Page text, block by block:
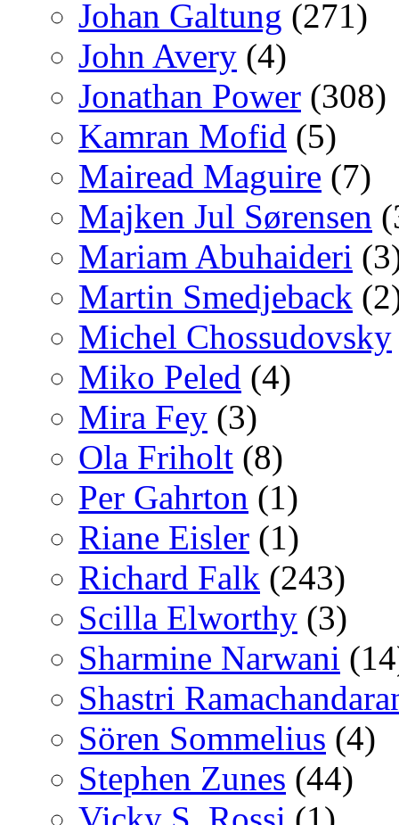
Johan Galtung (271)
John Avery (4)
Jonathan Power (308)
Kamran Mofid (5)
Mairead Maguire (7)
Majken Jul Sørensen
Mariam Abuhaideri
Martin Smedjeback
Michel Chossudovsky
Miko Peled (4)
Mira Fey (3)
Ola Friholt (8)
Per Gahrton (1)
Riane Eisler (1)
Richard Falk (243)
Scilla Elworthy (3)
Sharmine Narwani
Shastri
Sören Sommelius (4)
Stephen Zunes (44)